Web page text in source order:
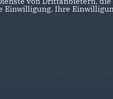
Einwilligung. Ihre